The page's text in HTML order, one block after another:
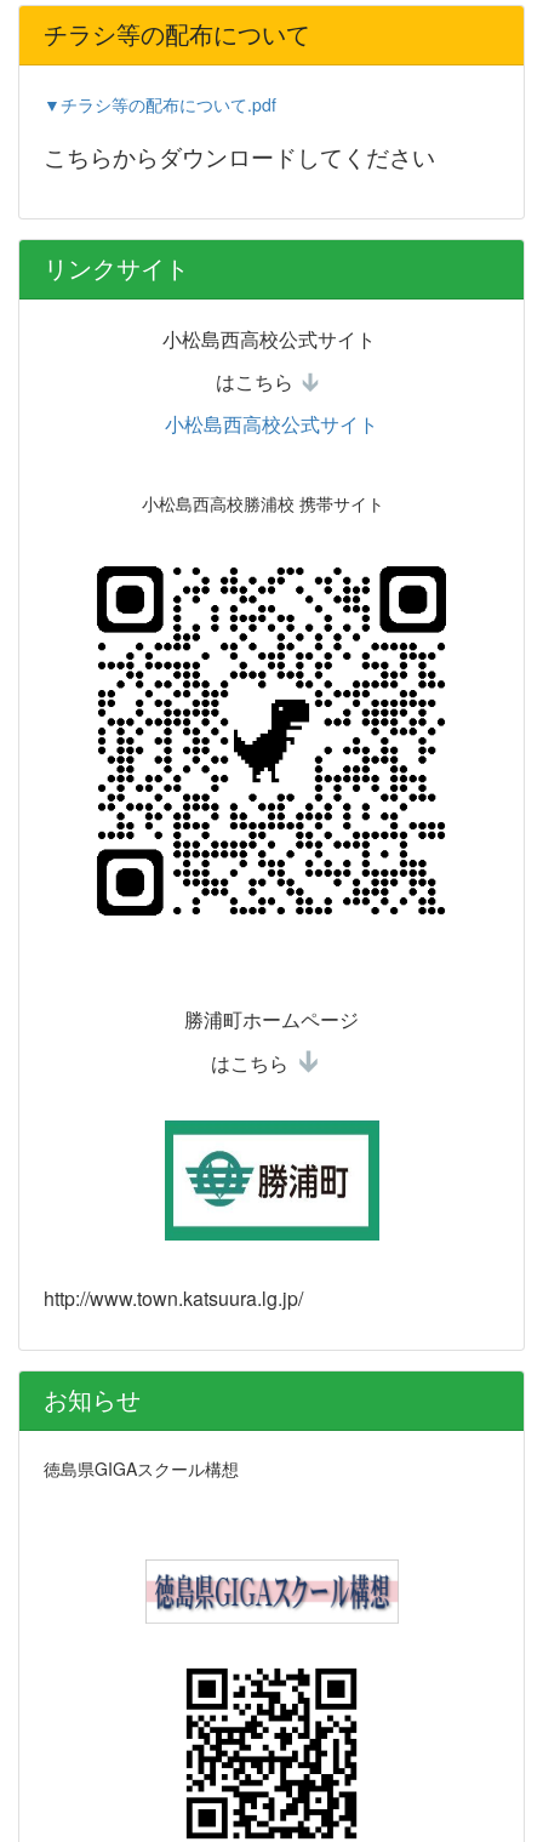
チラシ等の配布について
▼チラシ等の配布について.pdf
こちらからダウンロードしてください
リンクサイト
小松島西高校公式サイト
はこちら
小松島西高校公式サイト
小松島西高校勝浦校 携帯サイト
勝浦町ホームページ
はこちら
http://www.town.katsuura.lg.jp/
お知らせ
徳島県GIGAスクール構想